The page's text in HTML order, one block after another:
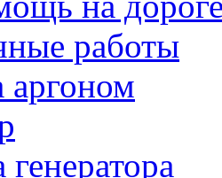
работы
аргоном
генератора